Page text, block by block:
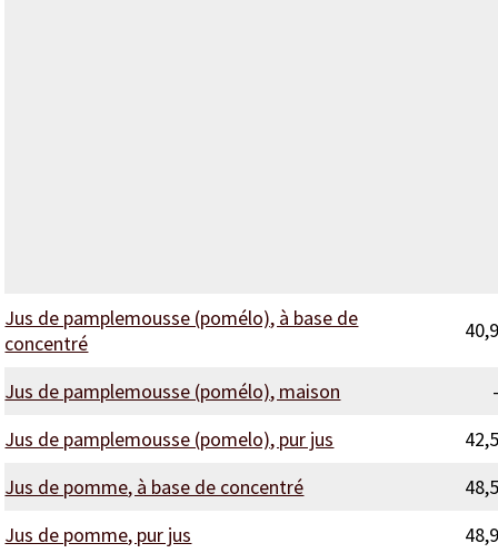
Jus de pamplemousse (pomélo), à base de
concentré
40,9
Jus de pamplemousse (pomélo), maison
-
Jus de pamplemousse (pomelo), pur jus
42,5
Jus de pomme, à base de concentré
48,5
Jus de pomme, pur jus
48,9